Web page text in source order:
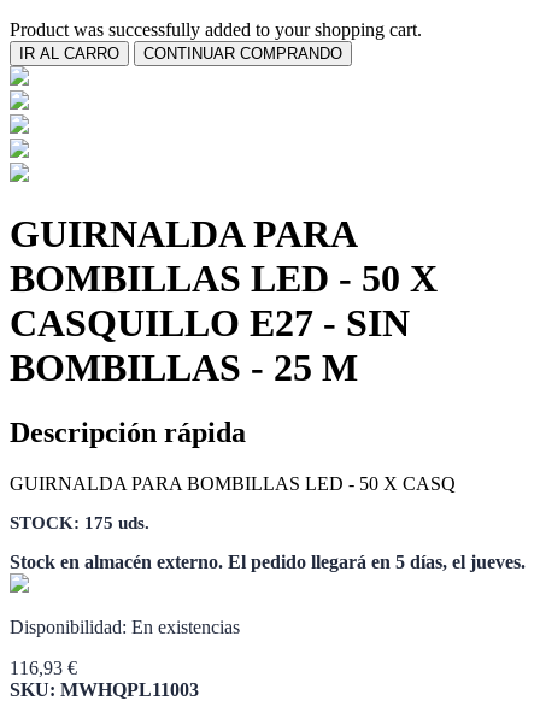
Product was successfully added to your shopping cart.
IR AL CARRO CONTINUAR COMPRANDO
GUIRNALDA PARA
BOMBILLAS LED - 50 X
CASQUILLO E27 - SIN
BOMBILLAS - 25 M
Descripción rápida
GUIRNALDA PARA BOMBILLAS LED - 50 X CASQ
STOCK: 175 uds.
Stock en almacén externo. El pedido llegará en 5 días, el jueves.
Disponibilidad: En existencias
116,93 €
SKU: MWHQPL11003